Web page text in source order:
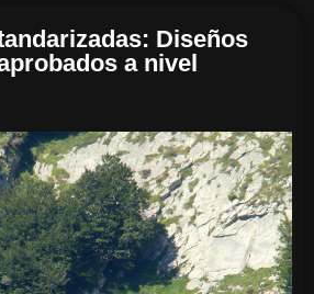
Diseños
a nivel